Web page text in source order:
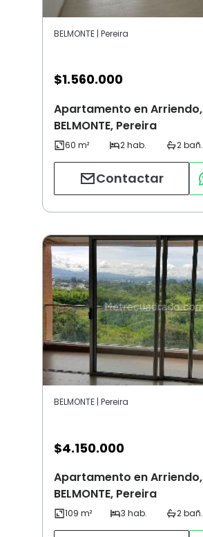
BELMONTE | Pereira
$1.560.000
Apartamento en Arriendo,
BELMONTE, Pereira
Contactar
BELMONTE | Pereira
$4.150.000
Apartamento en Arriendo,
BELMONTE, Pereira